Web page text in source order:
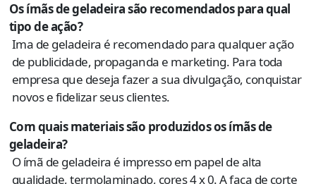
Os ímãs de geladeira são recomendados para qual
tipo de ação?
Ima de geladeira é recomendado para qualquer ação
de publicidade, propaganda e marketing. Para toda
empresa que deseja fazer a sua divulgação, conquistar
novos e fidelizar seus clientes.
Com quais materiais são produzidos os ímãs de
geladeira?
O ímã de geladeira é impresso em papel de alta
qualidade, termolaminado, cores 4 x 0. A faca de corte